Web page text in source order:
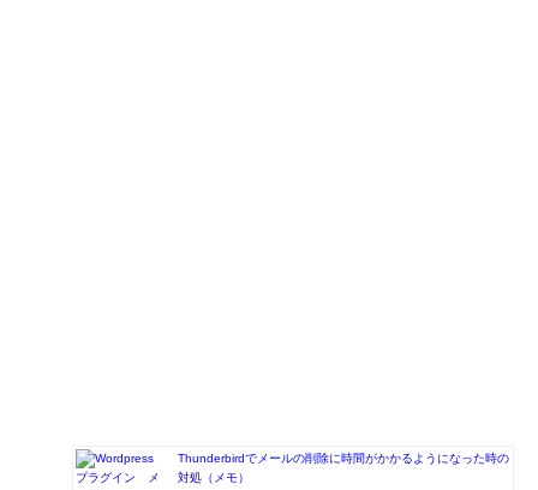
Thunderbirdでメールの削除に時間がかかるようになった時の
対処（メモ）